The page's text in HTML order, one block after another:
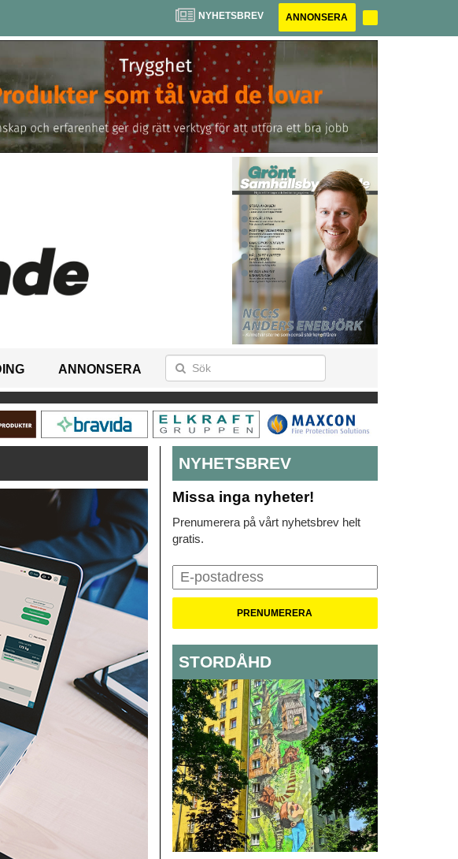
NYHETSBREV ANNONSERA
ANNONSERA
NYHETSBREV
Missa inga nyheter!
Prenumerera på vårt nyhetsbrev helt
gratis.
STORDÅHD